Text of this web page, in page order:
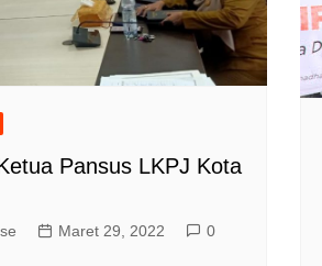
Pansus LKPJ Kota
Maret 29, 2022 0